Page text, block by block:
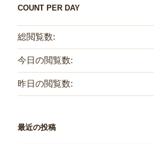
COUNT PER DAY
総閲覧数:
今日の閲覧数:
昨日の閲覧数:
最近の投稿